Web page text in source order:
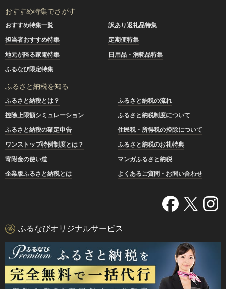
おすすめ特集でさがす
おすすめ特集一覧
訳あり返礼品特集
担当者おすすめ特集
定期便特集
地元が誇る家電特集
日用品・消耗品特集
ふるなび限定特集
ふるさと納税を知る
ふるさと納税とは？
ふるさと納税の流れ
控除上限額シミュレーション
ふるさと納税制度について
ふるさと納税の確定申告
住民税・所得税の控除について
ワンストップ特例制度とは？
ふるさと納税のお礼特典
寄附金の使い道
マンガふるさと納税
企業版ふるさと納税とは
よくあるご質問・お問い合わせ
ふるなびオリジナルサービス